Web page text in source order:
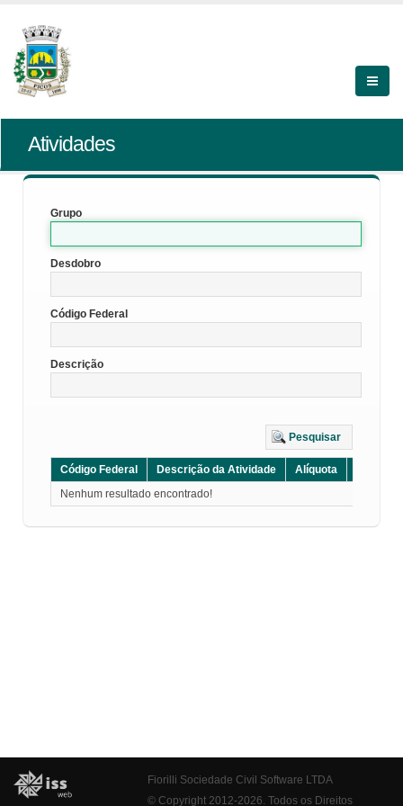
Atividades
Grupo
Desdobro
Código Federal
Descrição
Pesquisar
Código Federal Descrição da Atividade Alíquota
Nenhum resultado encontrado!
Fiorilli Sociedade Civil Software LTDA
© Copyright 2012-2026. Todos os Direitos